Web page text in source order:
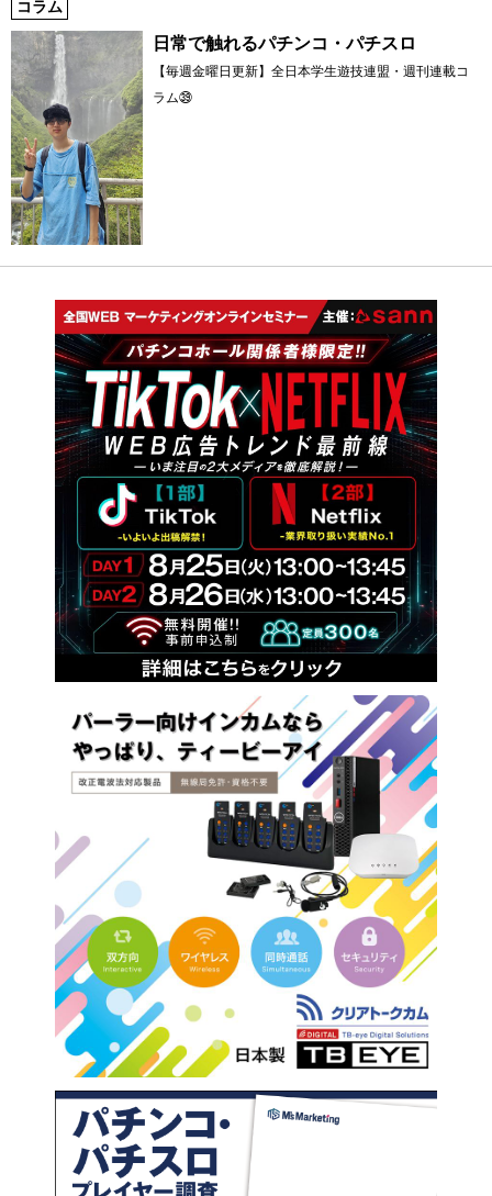
コラム
日常で触れるパチンコ・パチスロ
【毎週金曜日更新】全日本学生遊技連盟・週刊連載コ
ラム㊴